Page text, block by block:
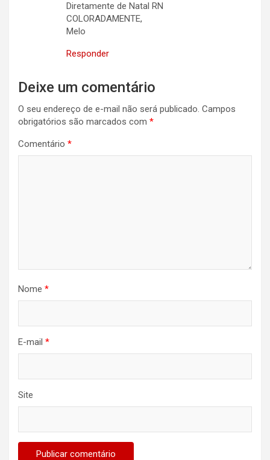
Diretamente de Natal RN
COLORADAMENTE,
Melo
Responder
Deixe um comentário
O seu endereço de e-mail não será publicado. Campos
obrigatórios são marcados com *
Comentário *
Nome *
E-mail *
Site